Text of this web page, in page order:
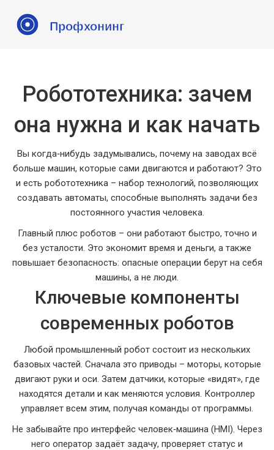
Робототехника: зачем
она нужна и как начать
Вы когда‑нибудь задумывались, почему на заводах всё
больше машин, которые сами двигаются и работают? Это
и есть робототехника – набор технологий, позволяющих
создавать автоматы, способные выполнять задачи без
постоянного участия человека.
Главный плюс роботов – они работают быстро, точно и
без усталости. Это экономит время и деньги, а также
повышает безопасность: опасные операции берут на себя
машины, а не люди.
Ключевые компоненты
современных роботов
Любой промышленный робот состоит из нескольких
базовых частей. Сначала это приводы – моторы, которые
двигают руки и оси. Затем датчики, которые «видят», где
находятся детали и как меняются условия. Контроллер
управляет всем этим, получая команды от программы.
Не забывайте про интерфейс человек‑машина (HMI). Через
него оператор задаёт задачу, проверяет статус и